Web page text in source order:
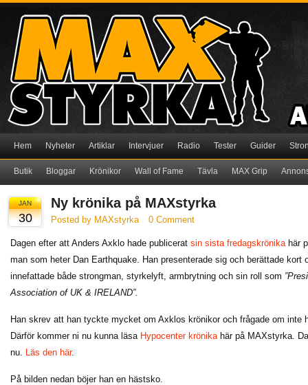
Hem Nyheter Artiklar Intervjuer Radio Tester Guider
Butik Bloggar Krönikor Wall of Fame Tävla MAX Grip
JAN
30
Ny krönika på MAXstyrka
Posted by MAXstyrka 0 Comment
Dagen efter att Anders Axklo hade publicerat sin sista fredagskrönikahär
man som heter Dan Earthquake. Han presenterade sig och berättade kort
innefattade både strongman, styrkelyft, armbrytning och sin roll som
Association of UK & IRELAND”.
Han skrev att han tyckte mycket om Axklos krönikor och frågade om inte
Därför kommer ni nu kunna läsa Hypocenter krönikahär på MAXstyrka.
nu. Läs den här.
På bilden nedan böjer han en hästsko.